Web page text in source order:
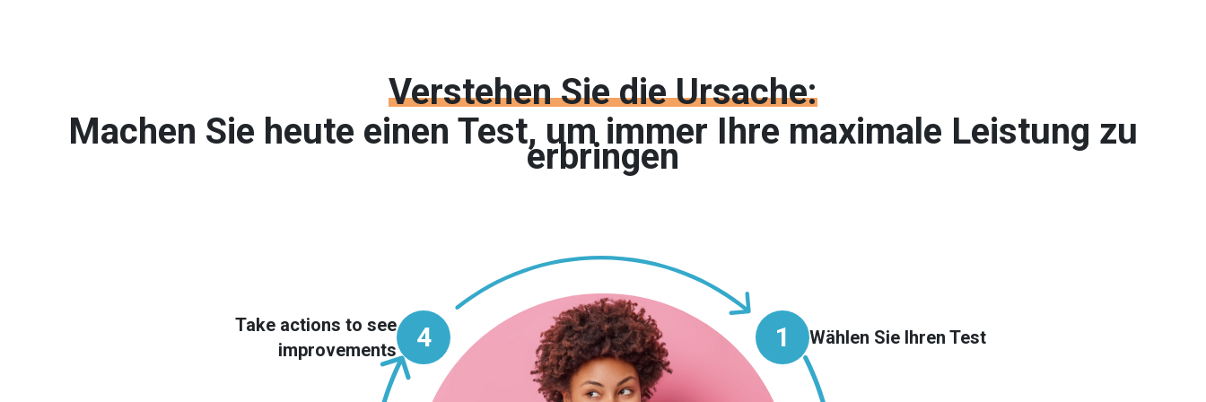
Verstehen Sie die Ursache:
Machen Sie heute einen Test, um immer Ihre maximale Leistung zu
erbringen
Take actions to see
improvements
4 1 Wählen Sie Ihren Test